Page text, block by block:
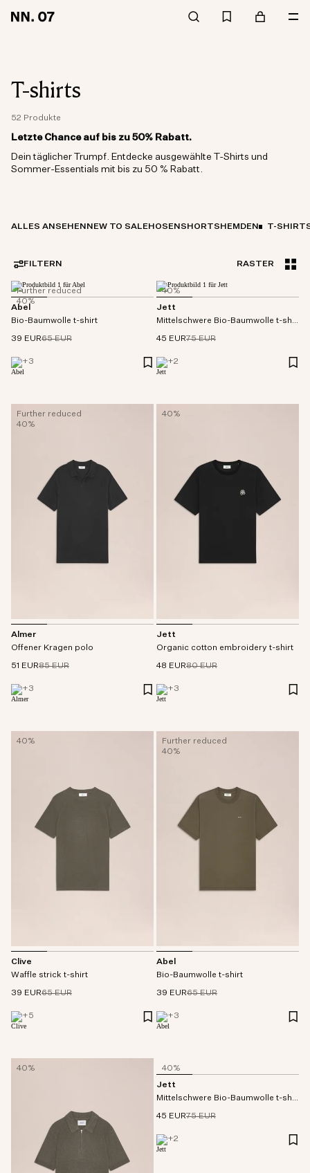
T-shirts
52 Produkte
Letzte Chance auf bis zu 50% Rabatt.
Dein täglicher Trumpf. Entdecke ausgewählte T-Shirts und
Sommer-Essentials mit bis zu 50 % Rabatt.
ALLES ANSEHEN NEW TO SALEHOSEN SHORTS HEMDEN T-
FILTERN RASTER
Further reduced
40%
Abel
Bio-Baumwolle t-shirt
39 EUR65 EUR
+3
40%
Jett
Mittelschwere Bio-Baumwolle t-shirt
45 EUR75 EUR
+2
Further reduced
40%
Almer
Offener Kragen polo
51 EUR85 EUR
+3
40%
Jett
Organic cotton embroidery t-shirt
48 EUR80 EUR
+3
40%
Clive
Waffle strick t-shirt
39 EUR65 EUR
+5
Further reduced
40%
Abel
Bio-Baumwolle t-shirt
39 EUR65 EUR
+3
40%
40%
Jett
Mittelschwere Bio-Baumwolle t-shirt
45 EUR75 EUR
+2